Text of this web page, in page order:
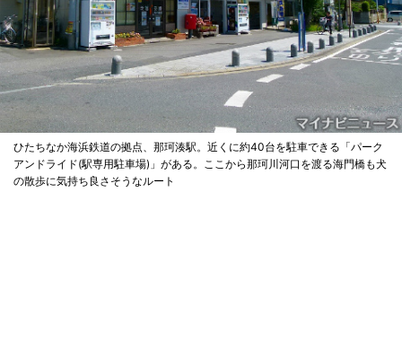
ひたちなか海浜鉄道の拠点、那珂湊駅。近くに約40台を駐車できる「パーク
アンドライド(駅専用駐車場)」がある。ここから那珂川河口を渡る海門橋も犬
の散歩に気持ち良さそうなルート